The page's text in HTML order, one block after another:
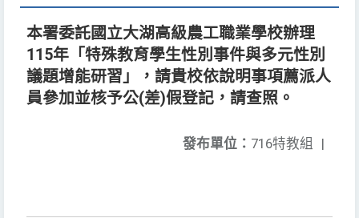
本署委託國立大湖高級農工職業學校辦理
115年「特殊教育學生性別事件與多元性別
議題增能研習」，請貴校依說明事項薦派人
員參加並核予公(差)假登記，請查照。
發布單位： 716特教組 |